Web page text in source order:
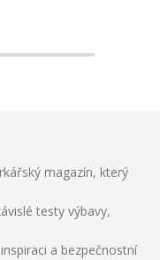
magazín, který
testy výbavy,
a bezpečnostní